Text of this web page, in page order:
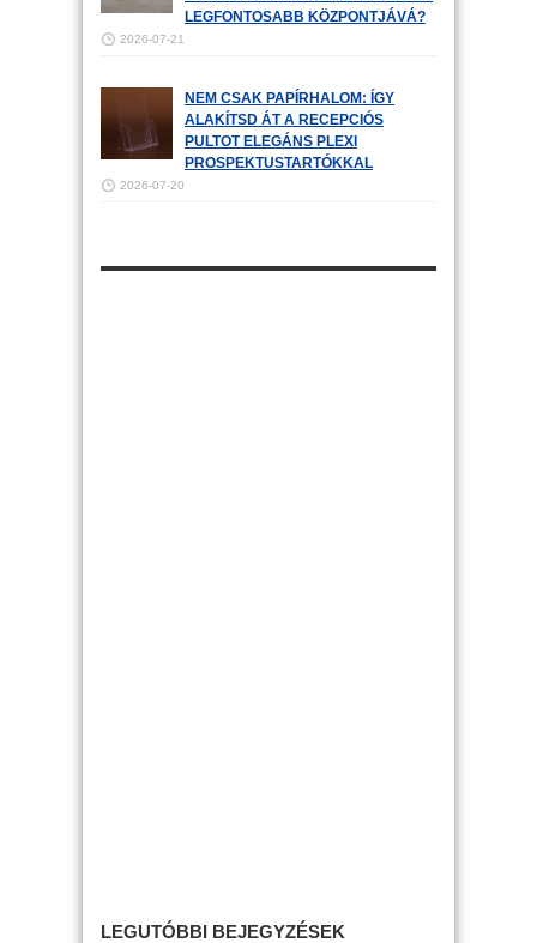
LEGFONTOSABB KÖZPONTJÁVÁ?
2026-07-21
NEM CSAK PAPÍRHALOM: ÍGY
ALAKÍTSD ÁT A RECEPCIÓS
PULTOT ELEGÁNS PLEXI
PROSPEKTUSTARTÓKKAL
2026-07-20
LEGUTÓBBI BEJEGYZÉSEK